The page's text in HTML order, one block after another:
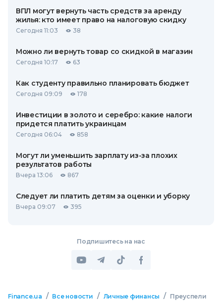
ВПЛ могут вернуть часть средств за аренду
жилья: кто имеет право на налоговую скидку
Сегодня 11:03 38
Можно ли вернуть товар со скидкой в ​​магазин
Сегодня 10:17 63
Как студенту правильно планировать бюджет
Сегодня 09:09 178
Инвестиции в золото и серебро: какие налоги
придется платить украинцам
Сегодня 06:04 858
Могут ли уменьшить зарплату из-за плохих
результатов работы
Вчера 13:06 867
Следует ли платить детям за оценки и уборку
Вчера 09:07 395
Подпишитесь на нас
Finance.ua / Все новости / Личные финансы /
Преуспели